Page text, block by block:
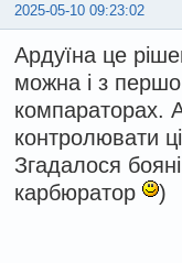
2025-05-10 09:23:02
Ардуїна це
можна і з
компараторах.
контролювати
Згадалося
карбюратор
)